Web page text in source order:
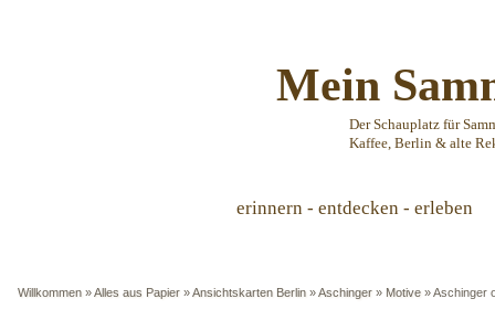
Mein
Der Schauplatz für
Kaffee, Berlin & alte
erinnern - entdecken - erleben
Willkommen »Alles aus Papier »Ansichtskarten Berlin »Aschinger » Motive »Aschinger